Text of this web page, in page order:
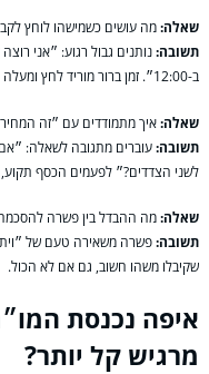
שאלה:מה עושים כשמישהו לוחץ
תשובה:נותנים גבול רגוע: ״אני
ב-12:00״. זמן ברור מוריד לחץ ומעלה רצינות.
שאלה:איך מתמודדים עם ״זה המחיר
תשובה:עוברים מתגובה לשאלה:
לשני הצדדים?״ לפעמים הכסף
שאלה:מה ההבדל בין פשרה
תשובה:פשרה משאירה טעם של
שקיבלו משהו חשוב, גם אם לא הכול.
איפה נכנסת
מרגיש קל יותר?